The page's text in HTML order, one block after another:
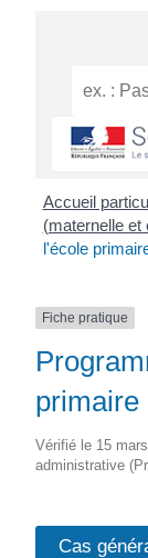
Accueil
(maternelle et
l'école
Fiche pratique
primaire
Vérifié le 15
administrative
Cas